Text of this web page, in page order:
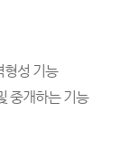
형성 기능
중개하는 기능